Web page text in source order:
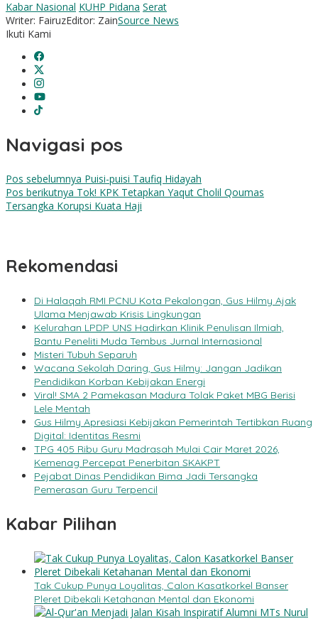
Kabar Nasional KUHP Pidana Serat
Writer: FairuzEditor: ZainSource News
Ikuti Kami
Navigasi pos
Pos sebelumnya Puisi-puisi Taufiq Hidayah
Pos berikutnya Tok! KPK Tetapkan Yaqut Cholil Qoumas
Tersangka Korupsi Kuata Haji
Rekomendasi
Di Halaqah RMI PCNU Kota Pekalongan, Gus Hilmy Ajak
Ulama Menjawab Krisis Lingkungan
Kelurahan LPDP UNS Hadirkan Klinik Penulisan Ilmiah,
Bantu Peneliti Muda Tembus Jurnal Internasional
Misteri Tubuh Separuh
Wacana Sekolah Daring, Gus Hilmy: Jangan Jadikan
Pendidikan Korban Kebijakan Energi
Viral! SMA 2 Pamekasan Madura Tolak Paket MBG Berisi
Lele Mentah
Gus Hilmy Apresiasi Kebijakan Pemerintah Tertibkan Ruang
Digital: Identitas Resmi
TPG 405 Ribu Guru Madrasah Mulai Cair Maret 2026,
Kemenag Percepat Penerbitan SKAKPT
Pejabat Dinas Pendidikan Bima Jadi Tersangka
Pemerasan Guru Terpencil
Kabar Pilihan
Tak Cukup Punya Loyalitas, Calon Kasatkorkel Banser
Pleret Dibekali Ketahanan Mental dan Ekonomi